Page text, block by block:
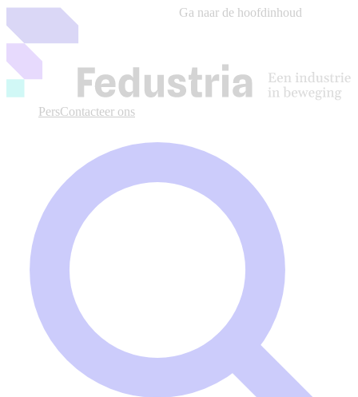
Ga naar de hoofdinhoud
PersContacteer ons